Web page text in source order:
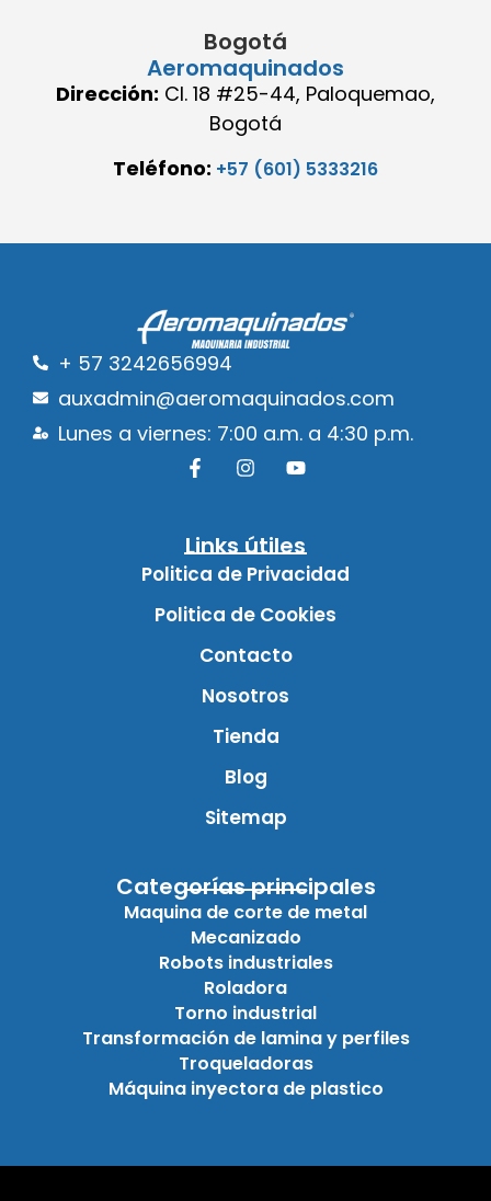
Bogotá
Aeromaquinados
Dirección: Cl. 18 #25-44, Paloquemao,
Bogotá
Teléfono: +57 (601) 5333216
+ 57 3242656994
auxadmin@aeromaquinados.com
Lunes a viernes: 7:00 a.m. a 4:30 p.m.
Links útiles
Politica de Privacidad
Politica de Cookies
Contacto
Nosotros
Tienda
Blog
Sitemap
Categorías principales
Maquina de corte de metal
Mecanizado
Robots industriales
Roladora
Torno industrial
Transformación de lamina y perfiles
Troqueladoras
Máquina inyectora de plastico